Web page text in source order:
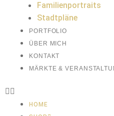
Familienportraits
Stadtpläne
PORTFOLIO
ÜBER MICH
KONTAKT
MÄRKTE &
HOME